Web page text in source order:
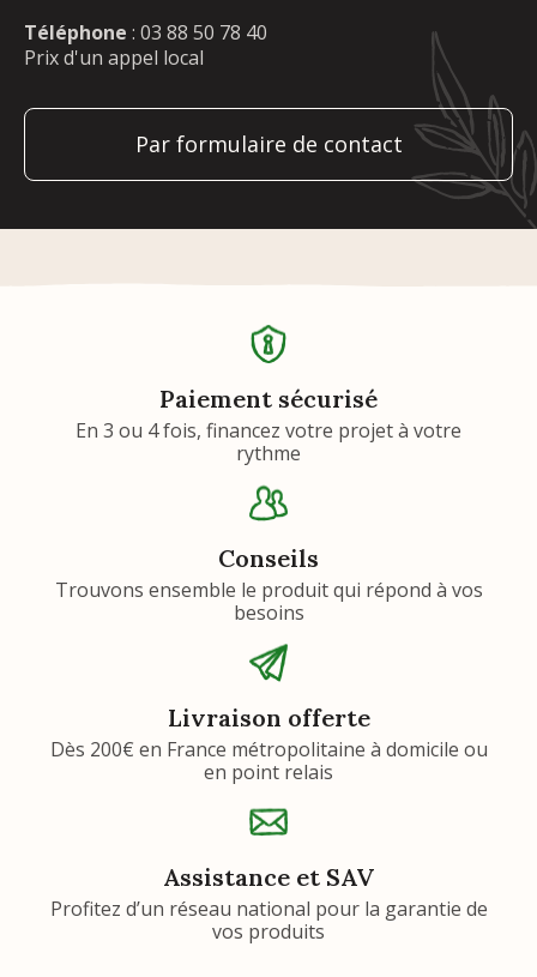
Téléphone : 03 88 50 78 40
Prix d'un appel local
Par formulaire de contact
Paiement sécurisé
En 3 ou 4 fois, financez votre projet à votre
rythme
Conseils
Trouvons ensemble le produit qui répond à vos
besoins
Livraison offerte
Dès 200€ en France métropolitaine à domicile ou
en point relais
Assistance et SAV
Profitez d’un réseau national pour la garantie de
vos produits